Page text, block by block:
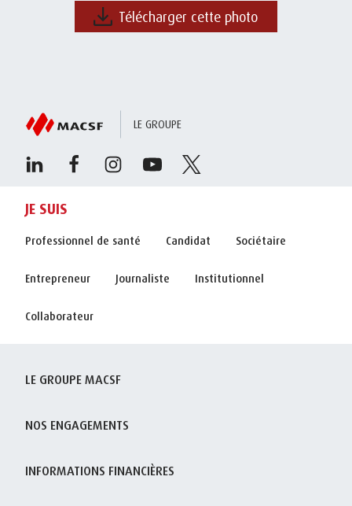
Télécharger cette photo
LE GROUPE
JE SUIS
Professionnel de santé Candidat Sociétaire
Entrepreneur Journaliste Institutionnel
Collaborateur
LE GROUPE MACSF
NOS ENGAGEMENTS
INFORMATIONS FINANCIÈRES